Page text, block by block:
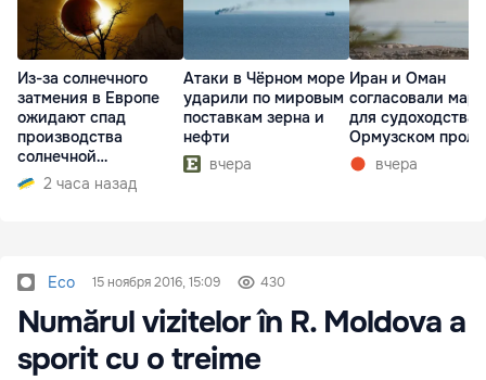
Из-за солнечного
затмения в Европе
ожидают спад
производства
солнечной
электроэнергии
2 часа назад
Атаки в Чёрном море
ударили по мировым
поставкам зерна и
нефти
вчера
Иран и Оман
согласовали
для судоходства
Ормузском
вчера
Eco 15 ноября 2016, 15:09 430
Numărul vizitelor în R. Moldova a
sporit cu o treime